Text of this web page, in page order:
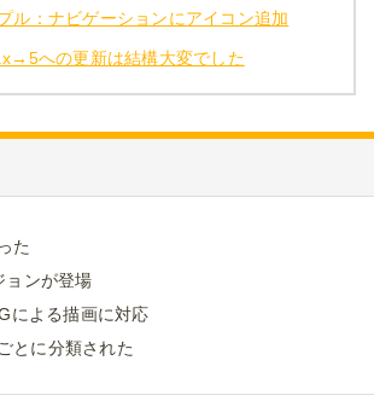
ル：ナビゲーションにアイコン追加
への更新は結構大変でした
た
ョンが登場
による描画に対応
とに分類された